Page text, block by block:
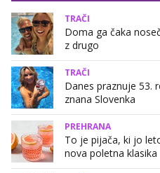
TRAČI
Doma ga čaka
z drugo
TRAČI
Danes praznuje 53.
znana Slovenka
PREHRANA
To je pijača, ki jo
nova poletna klasika